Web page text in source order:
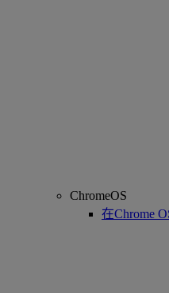
ChromeOS
在Chrome